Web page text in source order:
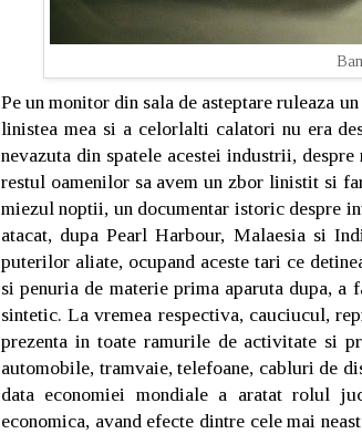
Pe un monitor din sala de asteptare ruleaza
linistea mea si a celorlalti calatori nu era
nevazuta din spatele acestei industrii,
restul oamenilor sa avem un zbor linistit si
miezul noptii, un documentar istoric despre
atacat, dupa Pearl Harbour, Malaesia si
puterilor aliate, ocupand aceste tari ce
si penuria de materie prima aparuta dupa,
sintetic. La vremea respectiva, cauciucul,
prezenta in toate ramurile de activitate si
automobile, tramvaie, telefoane, cabluri de
data economiei mondiale a aratat rolul
economica, avand efecte dintre cele mai